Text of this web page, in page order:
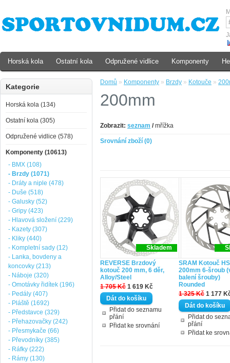
Domů » Komponenty » Brzdy » Kotouče »
200mm
Zobrazit: seznam /mřížka
Srovnání zboží (0)
Skladem
REVERSE Brzdový
kotouč 200 mm, 6 děr,
Alloy/Steel
1 705 Kč 1 619 Kč
Přidat do seznamu
přání
Přidat ke srovnání
SRAM Kotouč
200mm 6-šroub
balení šrouby)
Rounded
1 325 Kč 1 177
Přidat do
přání
Přidat ke
Kategorie
Horská kola (134)
Ostatní kola (305)
Odpružené vidlice (578)
Komponenty (10613)
- BMX (108)
- Brzdy (1071)
- Dráty a niple (478)
- Duše (518)
- Galusky (52)
- Gripy (423)
- Hlavová složení (229)
- Kazety (307)
- Kliky (440)
- Kompletní sady (12)
- Lanka, bovdeny a
koncovky (213)
- Náboje (320)
- Omotávky řidítek (196)
- Pedály (407)
- Pláště (1692)
- Představce (329)
- Přehazovačky (242)
- Přesmykače (66)
- Převodníky (385)
- Ráfky (222)
- Rámy (130)
Horská kola Ostatní kola Odpružené vidlice Komponenty